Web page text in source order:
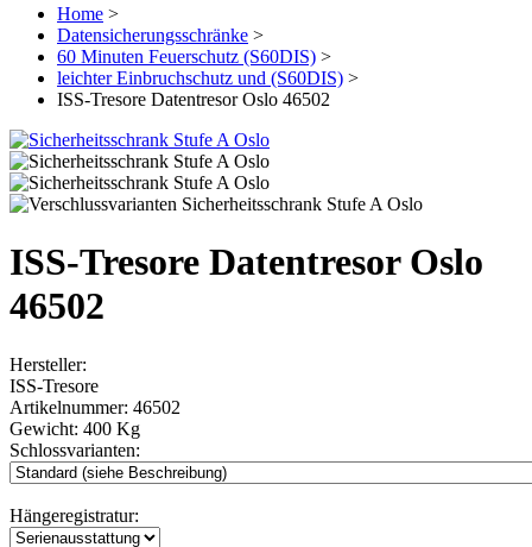
Home >
Datensicherungsschränke >
60 Minuten Feuerschutz (S60DIS) >
leichter Einbruchschutz und (S60DIS) >
ISS-Tresore Datentresor Oslo 46502
ISS-Tresore Datentresor Oslo
46502
Hersteller:
ISS-Tresore
Artikelnummer: 46502
Gewicht: 400 Kg
Schlossvarianten:
Hängeregistratur: